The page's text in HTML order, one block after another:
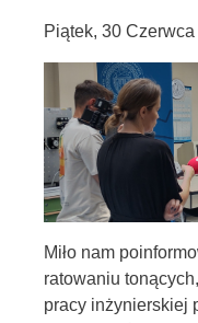
Piątek, 30
Miło nam
ratowaniu
pracy inżynierskiej